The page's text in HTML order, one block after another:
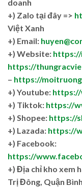
doanh
+) Zalo tại đây =>
Việt Xanh
+) Email:
+) Website: https://
https://
– https://
+) Youtube: https://
+) Tiktok: https://
+) Shopee: https://
+) Lazada: https://
+) Facebook:
https://
+) Địa chỉ kho xem
Trị Đông, Quận